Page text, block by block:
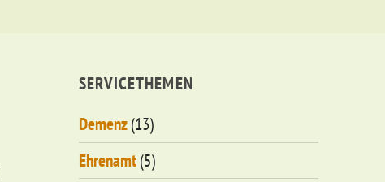
SERVICETHEMEN
Demenz(13)
Ehrenamt(5)